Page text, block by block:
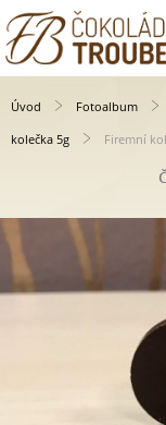
Úvod Fotoalbum
kolečka 5g
Firemní